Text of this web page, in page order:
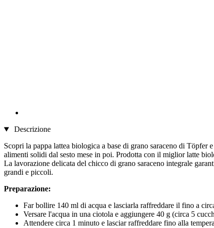
Descrizione
Scopri la pappa lattea biologica a base di grano saraceno di
alimenti solidi dal sesto mese in poi. Prodotta con il miglior latte
La lavorazione delicata del chicco di grano saraceno integrale
grandi e piccoli.
Preparazione:
Far bollire 140 ml di acqua e lasciarla raffreddare il fino a
Versare l'acqua in una ciotola e aggiungere 40 g (circa 5
Attendere circa 1 minuto e lasciar raffreddare fino alla